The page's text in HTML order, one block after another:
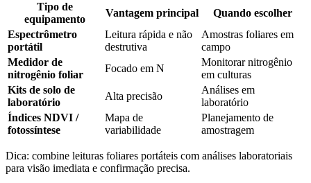
Tipo de
equipamento
Vantagem principal
Quando escolher
Espectrômetro
portátil
Leitura rápida e não
destrutiva
Amostras foliares em
campo
Medidor de
nitrogênio foliar
Focado em N
Monitorar nitrogênio
em culturas
Kits de solo de
laboratório
Alta precisão
Análises em
laboratório
Índices NDVI /
fotossíntese
Mapa de
variabilidade
Planejamento de
amostragem
Dica: combine leituras foliares portáteis com análises laboratoriais
para visão imediata e confirmação precisa.